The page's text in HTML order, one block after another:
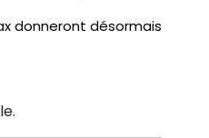
donneront désormais